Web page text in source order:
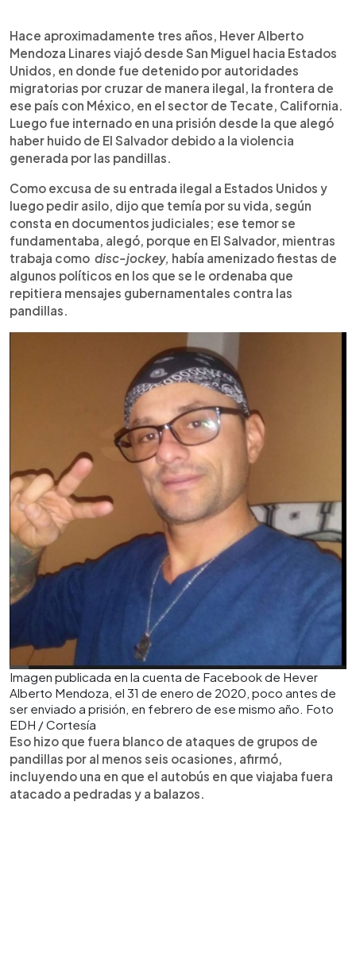
Escuchar artículo
Hace aproximadamente tres años, Hever Alberto
Mendoza Linares viajó desde San Miguel hacia Estados
Unidos, en donde fue detenido por autoridades
migratorias por cruzar de manera ilegal, la frontera de
ese país con México, en el sector de Tecate, California.
Luego fue internado en una prisión desde la que alegó
haber huido de El Salvador debido a la violencia
generada por las pandillas.
Como excusa de su entrada ilegal a Estados Unidos y
luego pedir asilo, dijo que temía por su vida, según
consta en documentos judiciales; ese temor se
fundamentaba, alegó, porque en El Salvador, mientras
trabaja como disc-jockey, había amenizado fiestas de
algunos políticos en los que se le ordenaba que
repitiera mensajes gubernamentales contra las
pandillas.
Imagen publicada en la cuenta de Facebook de Hever
Alberto Mendoza, el 31 de enero de 2020, poco antes de
ser enviado a prisión, en febrero de ese mismo año. Foto
EDH / Cortesía
Eso hizo que fuera blanco de ataques de grupos de
pandillas por al menos seis ocasiones, afirmó,
incluyendo una en que el autobús en que viajaba fuera
atacado a pedradas y a balazos.